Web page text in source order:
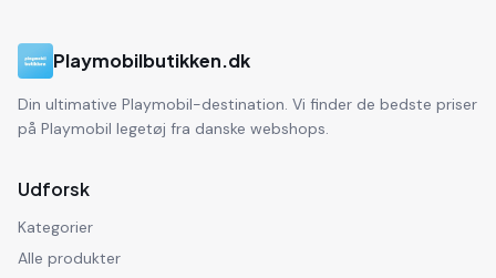
Playmobilbutikken.dk
Din ultimative Playmobil-destination. Vi finder de bedste priser
på Playmobil legetøj fra danske webshops.
Udforsk
Kategorier
Alle produkter